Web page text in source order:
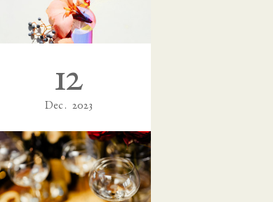
12/27一斉ワークイベント 瀬織津姫命ライトワーク「真実の女神性の開花~喜びの儀式~」京都にて開催します
皆様、こんにちは☆ミドリです。今
12
Dec 2023